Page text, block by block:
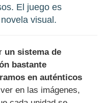
El juego es
visual.
un sistema de
bastante
en auténticos
en las imágenes,